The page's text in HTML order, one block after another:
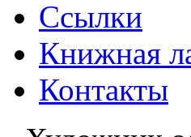
Ссылки
Книжная
Контакты